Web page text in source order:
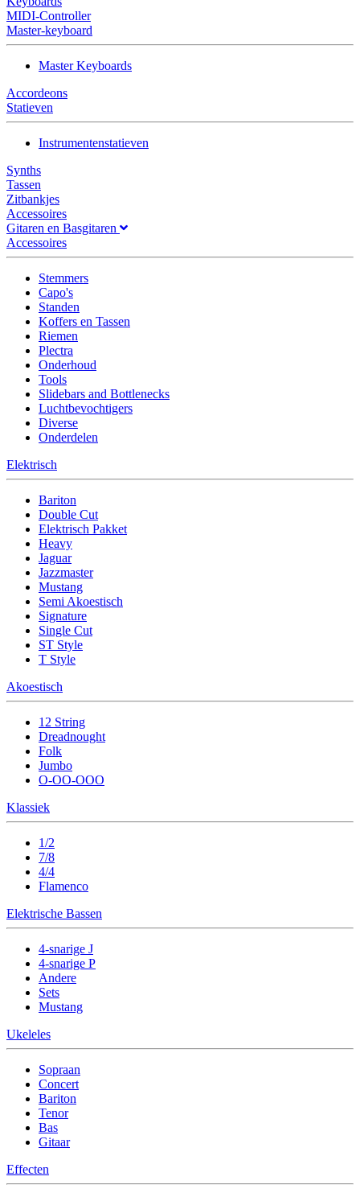
MIDI-Controller
Master-keyboard
Master Keyboards
Accordeons
Statieven
Instrumentenstatieven
Synths
Tassen
Zitbankjes
Accessoires
Gitaren en Basgitaren
Accessoires
Stemmers
Capo's
Standen
Koffers en Tassen
Riemen
Plectra
Onderhoud
Tools
Slidebars and Bottlenecks
Luchtbevochtigers
Diverse
Onderdelen
Elektrisch
Bariton
Double Cut
Elektrisch Pakket
Heavy
Jaguar
Jazzmaster
Mustang
Semi Akoestisch
Signature
Single Cut
ST Style
T Style
Akoestisch
12 String
Dreadnought
Folk
Jumbo
O-OO-OOO
Klassiek
1/2
7/8
4/4
Flamenco
Elektrische Bassen
4-snarige J
4-snarige P
Andere
Sets
Mustang
Ukeleles
Sopraan
Concert
Bariton
Tenor
Bas
Gitaar
Effecten